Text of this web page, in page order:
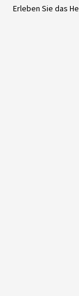
Erleben Sie das